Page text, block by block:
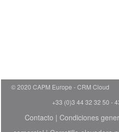
© 2020 CAPM Europe
CRM Cloud
+33 (0)3 44 32 32 50 -
Contacto | Condiciones